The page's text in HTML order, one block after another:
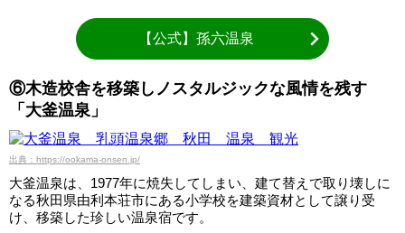
【公式】孫六温泉
⑥木造校舎を移築しノスタルジックな風情を残す
「大釜温泉」
出典：https://ookama-onsen.jp/
大釜温泉は、1977年に焼失してしまい、建て替えで取り壊しに
なる秋田県由利本荘市にある小学校を建築資材として譲り受
け、移築した珍しい温泉宿です。